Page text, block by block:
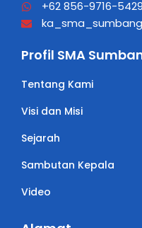
+62 856-9716-5429
Profil SMA
Tentang Kami
Visi dan Misi
Sejarah
Sambutan Kepala
Video